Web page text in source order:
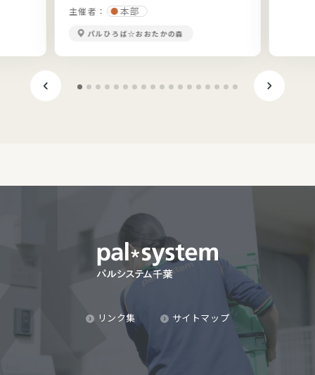
主催者：
本部
パルひろば☆おおたかの森
リンク集 サイトマップ